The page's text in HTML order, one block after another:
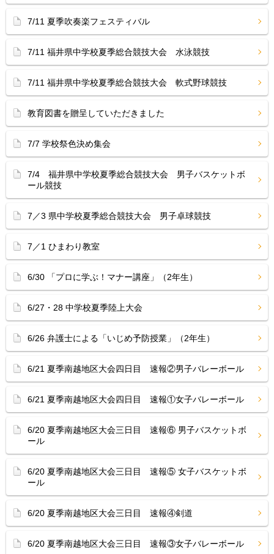
7/11 夏季吹奏楽フェスティバル
7/11 福井県中学校夏季総合競技大会 水泳競技
7/11 福井県中学校夏季総合競技大会 軟式野球競技
教育図書を贈呈していただきました
7/7 学校祭色決め集会
7/4 福井県中学校夏季総合競技大会 男子バスケットボ
ール競技
7／3 県中学校夏季総合競技大会 男子卓球競技
7／1 ひまわり教室
6/30 「プロに学ぶ！マナー講座」（2年生）
6/27・28 中学校夏季陸上大会
6/26 弁護士による「いじめ予防授業」（2年生）
6/21 夏季南越地区大会四日目 速報②男子バレーボール
6/21 夏季南越地区大会四日目 速報①女子バレーボール
6/20 夏季南越地区大会三日目 速報⑥ 男子バスケットボ
ール
6/20 夏季南越地区大会三日目 速報⑤ 女子バスケットボ
ール
6/20 夏季南越地区大会三日目 速報④剣道
6/20 夏季南越地区大会三日目 速報③女子バレーボール